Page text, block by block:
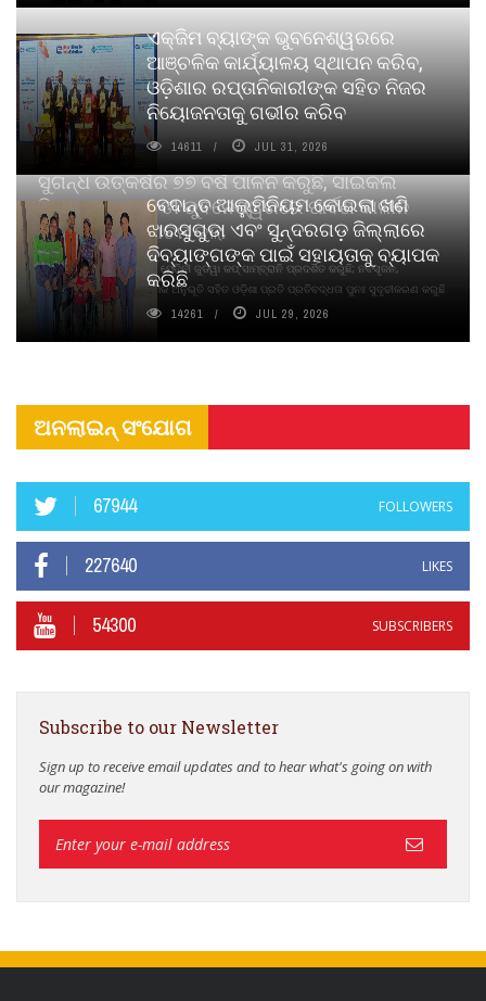
ସୁଗନ୍ଧ ଉତ୍କର୍ଷର ୭୭ ବର୍ଷ ପାଳନ କରୁଛି, ସାଇକଲ
ପିୟୋର୍‌ ଅଗରବତୀ ଭୁବନେଶ୍ୱରରେ ପାର୍ବଣ କାଳୀନ
ନବସୃଜନ ଉନ୍ମୋଚନ କଲା
ବାଉଁଶ ବିହୀନ କଠିନ ଧୂପ ଏବଂ ମେଦିନୀ ଜୁଡୱା କପ୍‌ ସାମ୍ବ୍ରାନି ପ୍ରଦର୍ଶିତ କରୁଛି; ନବସୃଜନ,
ଦୀର୍ଘସ୍ଥାୟିତା ଏବଂ ଆଧ୍ୟାତ୍ମିକ ଅନୁଭୂତି ସହିତ ଓଡ଼ିଶା ପ୍ରତି ପ୍ରତିବଦ୍ଧତା ପୁନଃ ସୁଦୃଢୀକରଣ କରୁଛି
ଏକ୍ଜିମ ବ୍ୟାଙ୍କ ଭୁବନେଶ୍ୱରରେ
ଆଞ୍ଚଳିକ କାର୍ଯ୍ୟାଳୟ ସ୍ଥାପନ କରିବ,
ଓଡ଼ିଶାର ରପ୍ତାନିକାରୀଙ୍କ ସହିତ ନିଜର
ନିୟୋଜନତାକୁ ଗଭୀର କରିବ
14611 JUL 31, 2026
ବେଦାନ୍ତ ଆଲୁମିନିୟମ କୋଇଲା ଖଣି
ଝାରସୁଗୁଡା ଏବଂ ସୁନ୍ଦରଗଡ଼ ଜିଲ୍ଲାରେ
ଦିବ୍ୟାଙ୍ଗଙ୍କ ପାଇଁ ସହାୟତାକୁ ବ୍ୟାପକ
କରିଛି
14261 JUL 29, 2026
ଅନଲାଇନ୍ ସଂଯୋଗ
67944 FOLLOWERS
227640 LIKES
54300 SUBSCRIBERS
Subscribe to our Newsletter
Sign up to receive email updates and to hear what's going on with
our magazine!